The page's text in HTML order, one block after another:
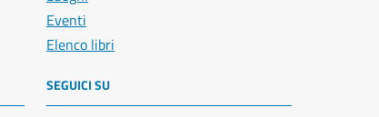
Eventi
Elenco libri
SEGUICI SU